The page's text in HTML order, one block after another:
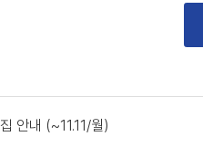
안내 (~11.11/월)